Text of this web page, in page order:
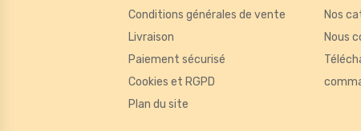
Conditions générales de vente
Livraison
Paiement sécurisé
Cookies et RGPD
Plan du site
Nos
Nous
mesurer des indicateurs tels que le trafic, les produits les plus